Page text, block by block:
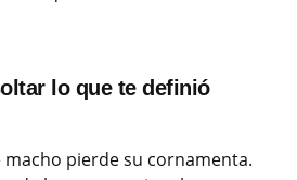
lo que te definió
macho pierde su cornamenta.